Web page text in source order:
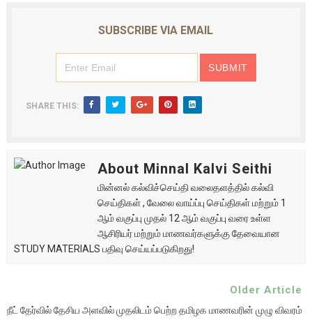
SUBSCRIBE VIA EMAIL
SHARE THIS:
About Minnal Kalvi Seithi
மின்னல் கல்விச்செய்தி வலைதளத்தில் கல்வி
செய்திகள் , வேலை வாய்ப்பு செய்திகள் மற்றும் 1
ஆம் வகுப்பு முதல் 12 ஆம் வகுப்பு வரை உள்ள
ஆசிரியர் மற்றும் மாணவர்களுக்கு தேவையான
STUDY MATERIALS பதிவு செய்யப்படுகிறது!
Older Article
நீட் தேர்வில் தேசிய அளவில் முதலிடம் பெற்ற தமிழக மாணவரின் முழு விவரம்